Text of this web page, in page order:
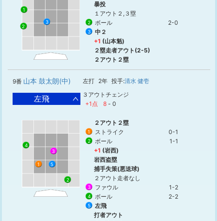
1
2
3
暴投
１アウト２,３塁
2 ボール 2-0
3
中２
+1 (山本魁)
２塁走者アウト(2-5)
２アウト２塁
9番 山本 鼓太朗(中) 左打 2年 投手:清水 健壱
左飛
３アウトチェンジ
+1点
8 - 0
1
2
3
4
5
２アウト２塁
1 ストライク 0-1
2 ボール
1-1
+1 (岩西)
岩西盗塁
捕手失策(悪送球)
２アウト走者なし
3 ファウル 1-2
4 ボール 2-2
5
左飛
打者アウト